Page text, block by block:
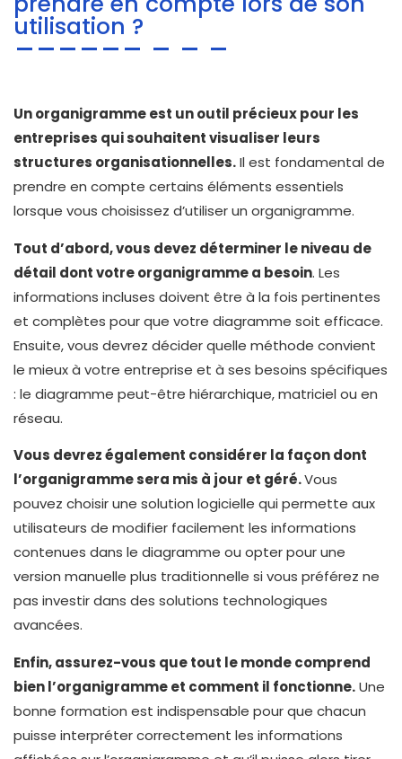
utilisation ?
Un organigramme est un outil précieux pour les
entreprises qui souhaitent visualiser leurs
structures organisationnelles.Il est fondamental de
prendre en compte certains éléments essentiels
lorsque vous choisissez d’utiliser un organigramme.
Tout d’abord, vous devez déterminer le niveau de
détail dont votre organigramme a besoin. Les
informations incluses doivent être à la fois pertinentes
et complètes pour que votre diagramme soit efficace.
Ensuite, vous devrez décider quelle méthode convient
le mieux à votre entreprise et à ses besoins spécifiques
: le diagramme peut-être hiérarchique, matriciel ou en
réseau.
Vous devrez également considérer la façon dont
l’organigramme sera mis à jour et géré.Vous
pouvez choisir une solution logicielle qui permette aux
utilisateurs de modifier facilement les informations
contenues dans le diagramme ou opter pour une
version manuelle plus traditionnelle si vous préférez ne
pas investir dans des solutions technologiques
avancées.
Enfin, assurez-vous que tout le monde comprend
bien l’organigramme et comment il fonctionne.Une
bonne formation est indispensable pour que chacun
puisse interpréter correctement les informations